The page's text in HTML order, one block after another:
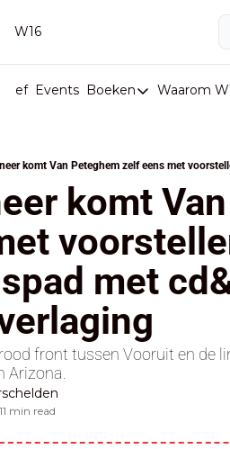
W16
Events Boeken
Boeken
Boeken
Stop de Persen
Het Merk
De
Waarom
komt Van Peteghem zelf eens met
komt
met
front tussen Vooruit en de
Arizona.
min read